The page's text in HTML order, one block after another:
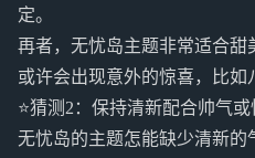
定。
再者，无忧岛主题非常适合甜
或许会出现意外的惊喜，比
⭐猜测2：保持清新配合帅气
无忧岛的主题怎能缺少清新的